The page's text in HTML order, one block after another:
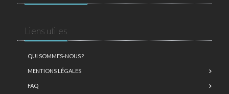
Liens utiles
QUI SOMMES-NOUS ?
MENTIONS LÉGALES
FAQ